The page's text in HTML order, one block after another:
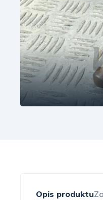
Opis produktu